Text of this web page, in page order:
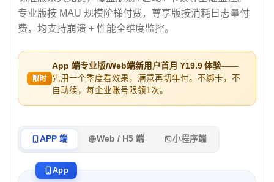
专业版按 MAU 规模阶梯付费，尊享版按消耗日志量付
费，均支持崩溃 + 性能全维度监控。
限时
App 端专业版/Web端新用户首月 ¥19.9 体验——
先用一个季度看效果，满意再切年付。不绑卡，不
自动续，每企业账号限领1次。
APP 端 Web / H5 端 小程序端
App